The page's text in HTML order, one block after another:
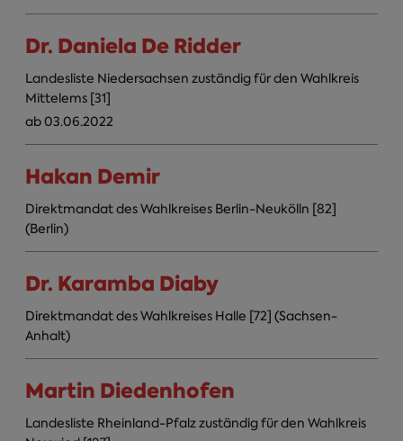
Dr. Daniela De Ridder
Landesliste Niedersachsen zuständig für den Wahlkreis
Mittelems [31]
ab 03.06.2022
Hakan Demir
Direktmandat des Wahlkreises Berlin-Neukölln [82]
(Berlin)
Dr. Karamba Diaby
Direktmandat des Wahlkreises Halle [72] (Sachsen-
Anhalt)
Martin Diedenhofen
Landesliste Rheinland-Pfalz zuständig für den Wahlkreis